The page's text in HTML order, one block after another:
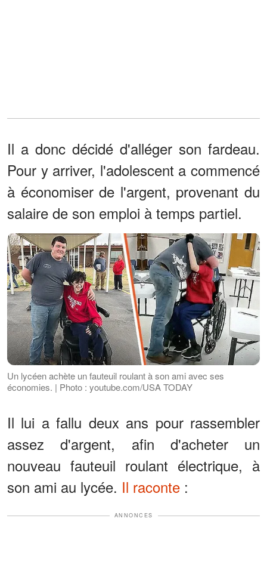
Il a donc décidé d'alléger son fardeau.
Pour y arriver, l'adolescent a commencé
à économiser de l'argent, provenant du
salaire de son emploi à temps partiel.
Un lycéen achète un fauteuil roulant à son ami avec ses
économies. | Photo : youtube.com/USA TODAY
Il lui a fallu deux ans pour rassembler
assez d'argent, afin d'acheter un
nouveau fauteuil roulant électrique, à
son ami au lycée. Il raconte :
ANNONCES